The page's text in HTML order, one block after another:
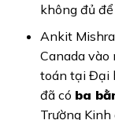
không đủ
Ankit
Canada vào
toán tại Đại
đã có ba
Trường